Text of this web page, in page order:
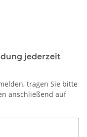
jederzeit
tragen Sie bitte
anschließend auf